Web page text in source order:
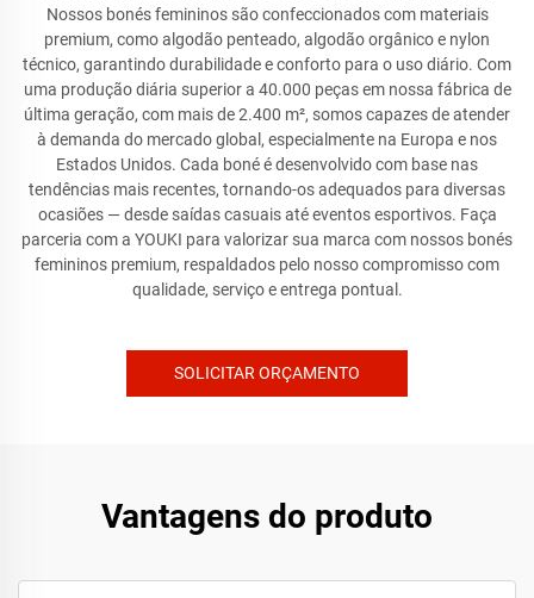
Nossos bonés femininos são confeccionados com materiais
premium, como algodão penteado, algodão orgânico e nylon
técnico, garantindo durabilidade e conforto para o uso diário. Com
uma produção diária superior a 40.000 peças em nossa fábrica de
última geração, com mais de 2.400 m², somos capazes de atender
à demanda do mercado global, especialmente na Europa e nos
Estados Unidos. Cada boné é desenvolvido com base nas
tendências mais recentes, tornando-os adequados para diversas
ocasiões — desde saídas casuais até eventos esportivos. Faça
parceria com a YOUKI para valorizar sua marca com nossos bonés
femininos premium, respaldados pelo nosso compromisso com
qualidade, serviço e entrega pontual.
SOLICITAR ORÇAMENTO
Vantagens do produto